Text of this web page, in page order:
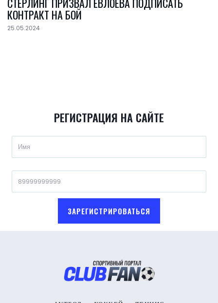
СТЕРЛИНГ ПРИЗВАЛ ЕВЛОЕВА ПОДПИСАТЬ
КОНТРАКТ НА БОЙ
25.05.2024
РЕГИСТРАЦИЯ НА САЙТЕ
ЗАРЕГИСТРИРОВАТЬСЯ